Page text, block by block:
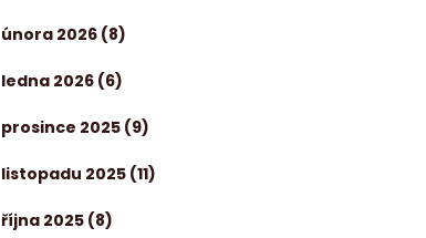
února 2026 (8)
ledna 2026 (6)
prosince 2025 (9)
listopadu 2025 (11)
října 2025 (8)